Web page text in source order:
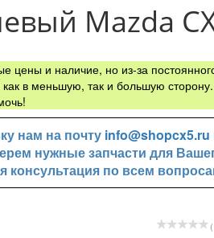
Mazda
цены и наличие, но из-за
как в меньшую, так и большую сторону.
нам на почту info@shopcx5.ru
нужные запчасти для
консультация по всем